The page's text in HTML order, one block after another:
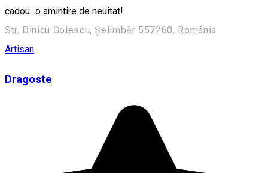
cadou...o amintire de neuitat!
Str. Dinicu Golescu, Șelimbăr 557260, România
Artisan
Dragoste